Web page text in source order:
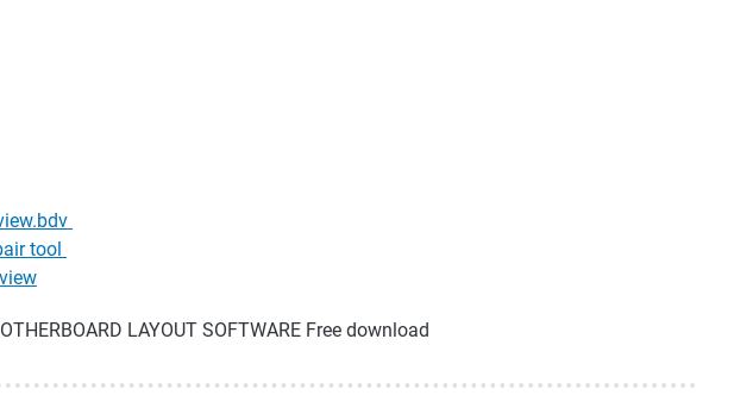
tool
LAYOUT SOFTWARE Free download